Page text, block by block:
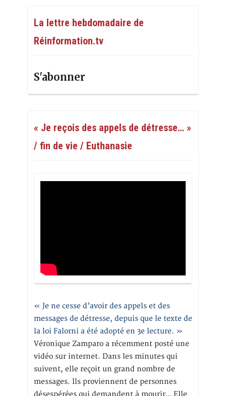
La lettre hebdomadaire de
Réinformation.tv
S'abonner
« Je reçois des appels de détresse… »
/ fin de vie / Euthanasie
« Je ne cesse d’avoir des appels et des
messages de détresse, depuis que le texte de
la loi Falorni a été adopté en 3e lecture. »
Véronique Zamparo a récemment posté une
vidéo sur internet. Dans les minutes qui
suivent, elle reçoit un grand nombre de
messages. Ils proviennent de personnes
désespérées qui demandent à mourir… Elle